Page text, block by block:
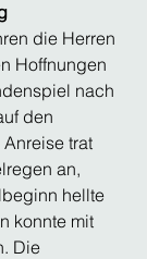
die Herren
Hoffnungen
nach
den
trat
an,
hellte
konnte mit
Die